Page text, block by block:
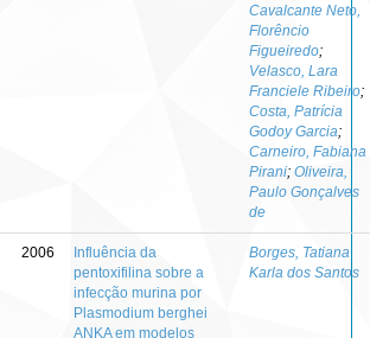
Cavalcante Neto,
Florêncio
Figueiredo;
Velasco, Lara
Franciele Ribeiro;
Costa, Patrícia
Godoy Garcia;
Carneiro, Fabiana
Pirani; Oliveira,
Paulo Gonçalves
de
2006
Influência da
pentoxifilina sobre a
infecção murina por
Plasmodium berghei
ANKA em modelos
Borges, Tatiana
Karla dos Santos